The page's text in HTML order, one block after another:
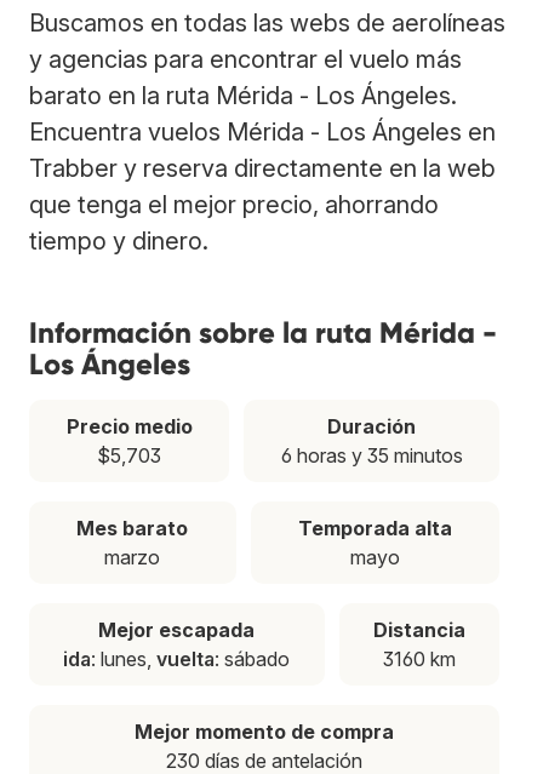
Buscamos en todas las webs de aerolíneas
y agencias para encontrar el vuelo más
barato en la ruta Mérida - Los Ángeles.
Encuentra vuelos Mérida - Los Ángeles en
Trabber y reserva directamente en la web
que tenga el mejor precio, ahorrando
tiempo y dinero.
Información sobre la ruta Mérida -
Los Ángeles
Precio medio
$5,703
Duración
6 horas y 35 minutos
Mes barato
marzo
Temporada alta
mayo
Mejor escapada
ida: lunes,vuelta: sábado
Distancia
3160 km
Mejor momento de compra
230 días de antelación